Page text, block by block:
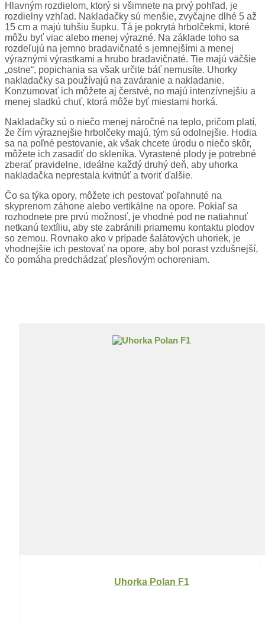
Hlavným rozdielom, ktorý si všimnete na prvý pohľad, je
rozdielny vzhľad. Nakladačky sú menšie, zvyčajne dlhé 5 až
15 cm a majú tuhšiu šupku. Tá je pokrytá hrbolčekmi, ktoré
môžu byť viac alebo menej výrazné. Na základe toho sa
rozdeľujú na jemno bradavičnaté s jemnejšími a menej
výraznými výrastkami a hrubo bradavičnaté. Tie majú väčšie
„ostne“, popichania sa však určite báť nemusíte. Uhorky
nakladačky sa používajú na zaváranie a nakladanie.
Konzumovať ich môžete aj čerstvé, no majú intenzívnejšiu a
menej sladkú chuť, ktorá môže byť miestami horká.
Nakladačky sú o niečo menej náročné na teplo, pričom platí,
že čím výraznejšie hrbolčeky majú, tým sú odolnejšie. Hodia
sa na poľné pestovanie, ak však chcete úrodu o niečo skôr,
môžete ich zasadiť do skleníka. Vyrastené plody je potrebné
zberať pravidelne, ideálne každý druhý deň, aby uhorka
nakladačka neprestala kvitnúť a tvoriť ďalšie.
Čo sa týka opory, môžete ich pestovať poľahnuté na
skyprenom záhone alebo vertikálne na opore. Pokiaľ sa
rozhodnete pre prvú možnosť, je vhodné pod ne natiahnuť
netkanú textíliu, aby ste zabránili priamemu kontaktu plodov
so zemou. Rovnako ako v prípade šalátových uhoriek, je
vhodnejšie ich pestovať na opore, aby bol porast vzdušnejší,
čo pomáha predchádzať plesňovým ochoreniam.
Uhorka Polan F1